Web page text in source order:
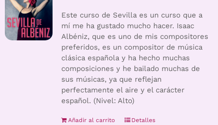
Este curso de Sevilla es un curso que a
mí me ha gustado mucho hacer. Isaac
Albéniz, que es uno de mis compositores
preferidos, es un compositor de música
clásica española y ha hecho muchas
composiciones y he bailado muchas de
sus músicas, ya que reflejan
perfectamente el aire y el carácter
español. (Nivel: Alto)
Añadir al carrito Detalles